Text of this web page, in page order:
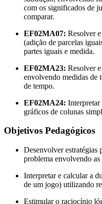
com os significados de
comparar.
EF02MA07: Resolver
(adição de parcelas
partes iguais e medida.
EF02MA23: Resolver
envolvendo medidas de
de tempo.
EF02MA24: Interpretar
gráficos de colunas
Objetivos Pedagógicos
Desenvolver estratégias
problema envolvendo as
Interpretar e calcular a
de um jogo) utilizando
Estimular o raciocínio